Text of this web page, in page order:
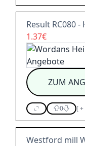
Result RC080
1.37€
ZUM
0 [+
Westford mill